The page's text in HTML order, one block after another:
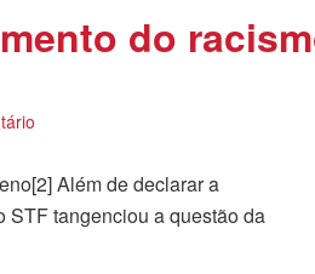
do
Além de declarar a
tangenciou a questão da